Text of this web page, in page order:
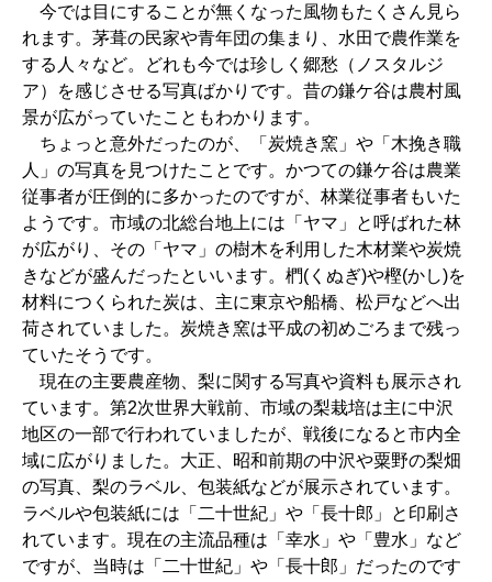
今では目にすることが無くなった風物もたくさん見ら
れます。茅葺の民家や青年団の集まり、水田で農作業を
する人々など。どれも今では珍しく郷愁（ノスタルジ
ア）を感じさせる写真ばかりです。昔の鎌ケ谷は農村風
景が広がっていたこともわかります。
ちょっと意外だったのが、「炭焼き窯」や「木挽き職
人」の写真を見つけたことです。かつての鎌ケ谷は農業
従事者が圧倒的に多かったのですが、林業従事者もいた
ようです。市域の北総台地上には「ヤマ」と呼ばれた林
が広がり、その「ヤマ」の樹木を利用した木材業や炭焼
きなどが盛んだったといいます。椚(くぬぎ)や樫(かし)を
材料につくられた炭は、主に東京や船橋、松戸などへ出
荷されていました。炭焼き窯は平成の初めごろまで残っ
ていたそうです。
現在の主要農産物、梨に関する写真や資料も展示され
ています。第2次世界大戦前、市域の梨栽培は主に中沢
地区の一部で行われていましたが、戦後になると市内全
域に広がりました。大正、昭和前期の中沢や粟野の梨畑
の写真、梨のラベル、包装紙などが展示されています。
ラベルや包装紙には「二十世紀」や「長十郎」と印刷さ
れています。現在の主流品種は「幸水」や「豊水」など
ですが、当時は「二十世紀」や「長十郎」だったのです